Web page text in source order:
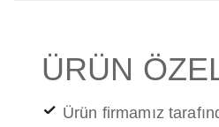
ÜRÜN
Ürün firmamız